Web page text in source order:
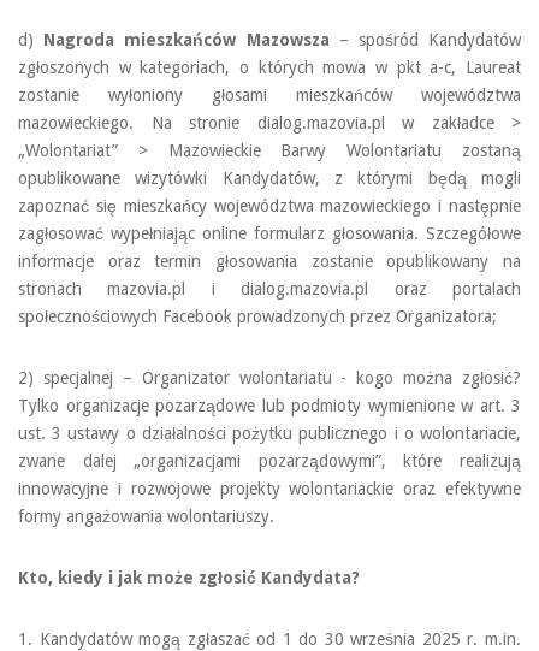
d) Nagroda mieszkańców Mazowsza – spośród Kandydatów
zgłoszonych w kategoriach, o których mowa w pkt a-c, Laureat
zostanie wyłoniony głosami mieszkańców województwa
mazowieckiego. Na stronie dialog.mazovia.pl w zakładce >
„Wolontariat” > Mazowieckie Barwy Wolontariatu zostaną
opublikowane wizytówki Kandydatów, z którymi będą mogli
zapoznać się mieszkańcy województwa mazowieckiego i następnie
zagłosować wypełniając online formularz głosowania. Szczegółowe
informacje oraz termin głosowania zostanie opublikowany na
stronach mazovia.pl i dialog.mazovia.pl oraz portalach
społecznościowych Facebook prowadzonych przez Organizatora;
2) specjalnej – Organizator wolontariatu - kogo można zgłosić?
Tylko organizacje pozarządowe lub podmioty wymienione w art. 3
ust. 3 ustawy o działalności pożytku publicznego i o wolontariacie,
zwane dalej „organizacjami pozarządowymi”, które realizują
innowacyjne i rozwojowe projekty wolontariackie oraz efektywne
formy angażowania wolontariuszy.
Kto, kiedy i jak może zgłosić Kandydata?
1. Kandydatów mogą zgłaszać od 1 do 30 września 2025 r. m.in.